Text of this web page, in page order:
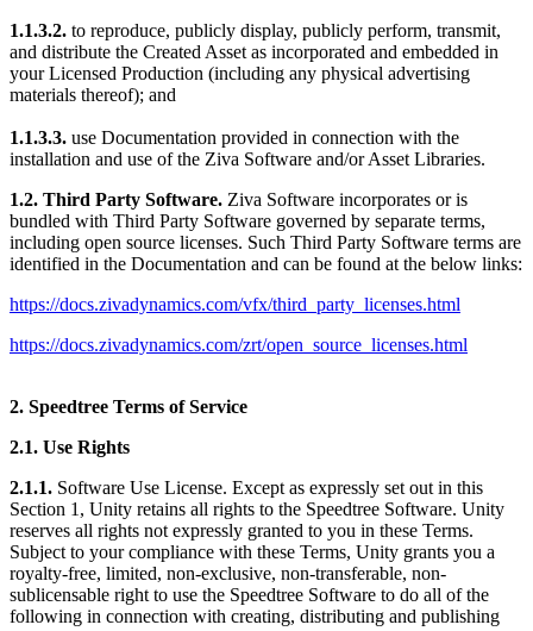
1.1.3.2. to reproduce, publicly display, publicly perform, transmit,
and distribute the Created Asset as incorporated and embedded in
your Licensed Production (including any physical advertising
materials thereof); and
1.1.3.3. use Documentation provided in connection with the
installation and use of the Ziva Software and/or Asset Libraries.
1.2. Third Party Software. Ziva Software incorporates or is
bundled with Third Party Software governed by separate terms,
including open source licenses. Such Third Party Software terms are
identified in the Documentation and can be found at the below links:
https://docs.zivadynamics.com/vfx/third_party_licenses.html
https://docs.zivadynamics.com/zrt/open_source_licenses.html
2. Speedtree Terms of Service
2.1. Use Rights
2.1.1. Software Use License. Except as expressly set out in this
Section 1, Unity retains all rights to the Speedtree Software. Unity
reserves all rights not expressly granted to you in these Terms.
Subject to your compliance with these Terms, Unity grants you a
royalty-free, limited, non-exclusive, non-transferable, non-
sublicensable right to use the Speedtree Software to do all of the
following in connection with creating, distributing and publishing